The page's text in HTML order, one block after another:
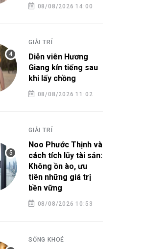
08/08/2026 14:00
GIẢI TRÍ
Diễn viên Hương
Giang kín tiếng sau
khi lấy chồng
08/08/2026 11:02
GIẢI TRÍ
Noo Phước Thịnh và
cách tích lũy tài sản:
Không ồn ào, ưu
tiên những giá trị
bền vững
08/08/2026 10:53
SỐNG KHOẺ